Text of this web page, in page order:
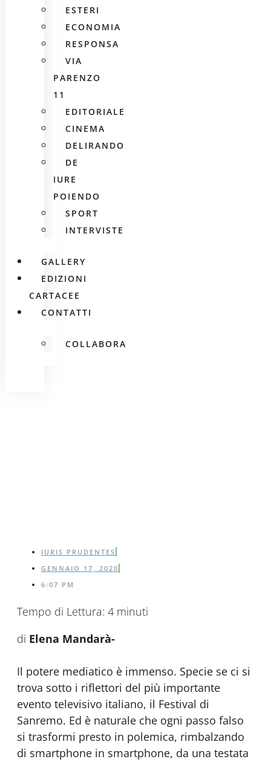
ESTERI
ECONOMIA
RESPONSA
VIA
PARENZO
11
EDITORIALE
CINEMA
DELIRANDO
DE
IURE
POIENDO
SPORT
INTERVISTE
GALLERY
EDIZIONI
CARTACEE
CONTATTI
COLLABORA
IURIS PRUDENTES
GENNAIO 17, 2020
6:07 PM
Tempo di Lettura: 4 minuti
di Elena Mandarà-
Il potere mediatico è immenso. Specie se ci si
trova sotto i riflettori del più importante
evento televisivo italiano, il Festival di
Sanremo. Ed è naturale che ogni passo falso
si trasformi presto in polemica, rimbalzando
di smartphone in smartphone, da una testata